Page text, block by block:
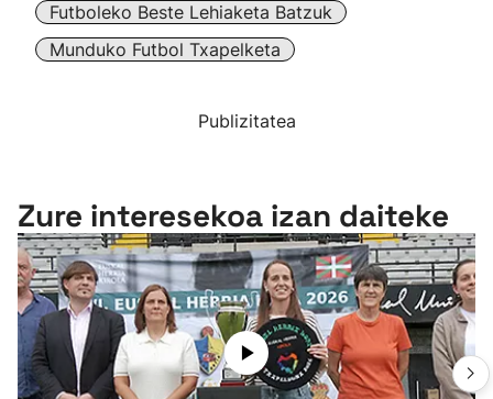
Futboleko Beste Lehiaketa Batzuk
Munduko Futbol Txapelketa
Publizitatea
Zure interesekoa izan daiteke